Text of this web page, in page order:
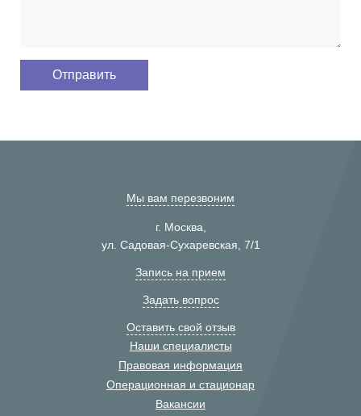
Мы вам перезвоним
г. Москва,
ул. Садовая-Сухаревская, 7/1
Запись на прием
Задать вопрос
Оставить свой отзыв
Наши специалисты
Правовая информация
Операционная и стационар
Вакансии